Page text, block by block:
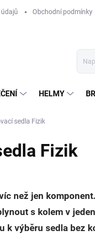
Obchodní podmínky
HELMY
sedla Fizik
Fizik
než jen
s kolem v
k výběru sedla bez